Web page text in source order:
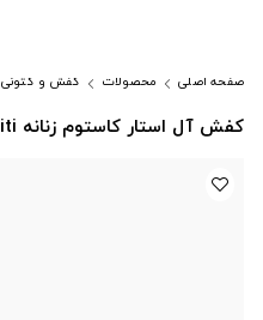
صفحه اصلی محصولات کفش و کتونی
کفش آل استار کاستوم زنانه Harajuku Graffiti